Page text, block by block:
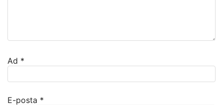
Ad *
E-posta *